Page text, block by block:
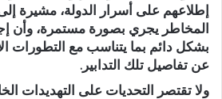
إطلاعهم على أسرار الدولة، مشيرة
المخاطر يجري بصورة مستمرة، وأن
بشكل دائم بما يتناسب مع التطورات
عن تفاصيل تلك التدابير.
ولا تقتصر التحديات على التهديدات